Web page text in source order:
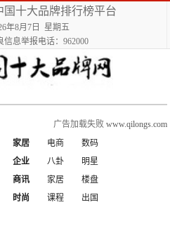
国十大品牌排行榜平台
年8月7日 星期五
信息举报电话：962000
广告加载失败 www.qilongs.com
家居 电商
数码
企业
八卦
明星
商讯 家居
楼盘
时尚
课程
出国